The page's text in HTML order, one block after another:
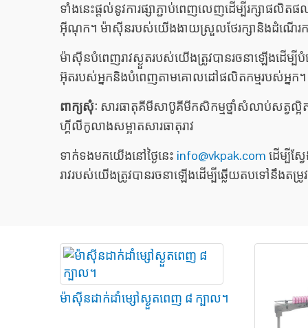
ទាំងនេះផ្តល់នូវការផ្សាភ្ជាប់ពេញលេញដើម្បីរក្សាផ
អ៊ីណុក។ ម៉ាស៊ីនរបស់យើងងាយស្រួលថែរក្សានិងដំណើរក
ម៉ាស៊ីនបំពេញរាវស្ងួតរបស់យើងត្រូវបានរចនាឡើងដើម្
អ៊ុតរបស់អ្នកនិងបំពេញតាមគោលដៅផលិតកម្មរបស់អ្នក។
ពាក្យសុំៈ សារធាតុគីមីសាប៊ូគីមីកសិកម្មថ្នាំសំលាប់សត្វល្
ហ្គីលីកូលាងសម្អាតសារធាតុរាវ
ទាក់ទងមកយើងនៅថ្ងៃនេះ info@vkpak.com ដើម្បីស្
រាវរបស់យើងត្រូវបានរចនាឡើងដើម្បីឆ្លើយតបទៅនឹង
ម៉ាស៊ីនដាក់ដាំម្សៅស្ងួតពេញ ៨ ក្បាល។